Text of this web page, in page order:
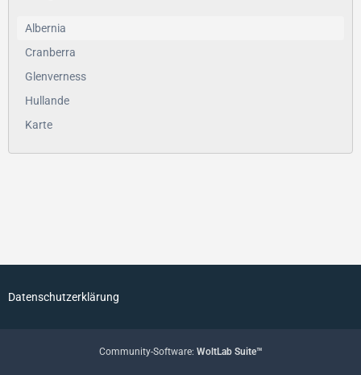
Albernia
Cranberra
Glenverness
Hullande
Karte
Datenschutzerklärung
Community-Software: WoltLab Suite™